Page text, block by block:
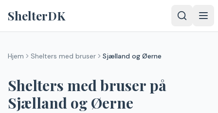
ShelterDK
Hjem Shelters med bruser Sjælland og Øerne
Shelters med bruser på
Sjælland og Øerne